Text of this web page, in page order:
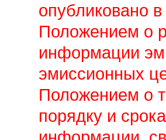
опубликовано в
Положением о
информации
эмиссионных
Положением о
порядку и